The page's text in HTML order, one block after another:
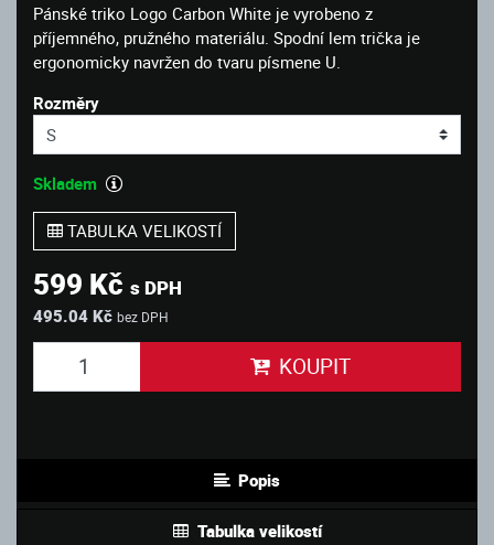
Pánské triko Logo Carbon White je vyrobeno z
příjemného, pružného materiálu. Spodní lem trička je
ergonomicky navržen do tvaru písmene U.
Rozměry
Skladem
TABULKA VELIKOSTÍ
599 Kč s DPH
495.04 Kč bez DPH
KOUPIT
Popis
Tabulka velikostí